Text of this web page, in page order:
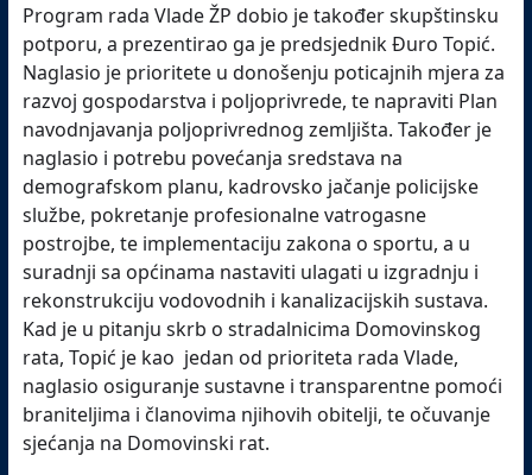
Program rada Vlade ŽP dobio je također skupštinsku
potporu, a prezentirao ga je predsjednik Đuro Topić.
Naglasio je prioritete u donošenju poticajnih mjera za
razvoj gospodarstva i poljoprivrede, te napraviti Plan
navodnjavanja poljoprivrednog zemljišta. Također je
naglasio i potrebu povećanja sredstava na
demografskom planu, kadrovsko jačanje policijske
službe, pokretanje profesionalne vatrogasne
postrojbe, te implementaciju zakona o sportu, a u
suradnji sa općinama nastaviti ulagati u izgradnju i
rekonstrukciju vodovodnih i kanalizacijskih sustava.
Kad je u pitanju skrb o stradalnicima Domovinskog
rata, Topić je kao jedan od prioriteta rada Vlade,
naglasio osiguranje sustavne i transparentne pomoći
braniteljima i članovima njihovih obitelji, te očuvanje
sjećanja na Domovinski rat.